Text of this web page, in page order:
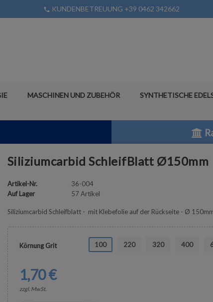
phone KUNDENBETREUUNG +39 0462 342662
MASCHINEN UND ZUBEHÖR SYNTHETISCHE
Siliziumcarbid SchleifBlatt Ø150mm
Artikel-Nr.
36-004
Auf Lager
57 Artikel
Siliziumcarbid Schleifblatt - mit Klebefolie auf der Rückseite - Ø
Körnung Grit 100 220 320 400
1,70 €
zzgl. MwSt.